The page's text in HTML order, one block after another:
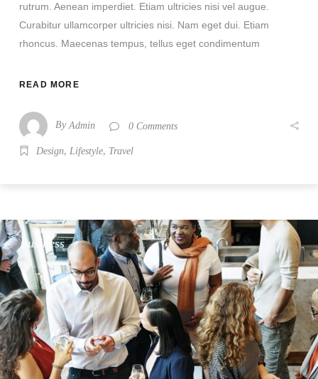
rutrum. Aenean imperdiet. Etiam ultricies nisi vel augue.
Curabitur ullamcorper ultricies nisi. Nam eget dui. Etiam
rhoncus. Maecenas tempus, tellus eget condimentum
READ MORE
By Admin 0 Comments
Design Lifestyle Travel
Business